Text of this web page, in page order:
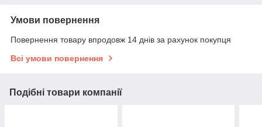
Умови повернення
Повернення товару впродовж 14 днів за рахунок покупця
Всі умови повернення
Подібні товари компанії